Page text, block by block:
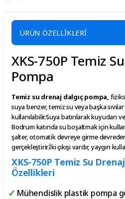
ÜRÜN ÖZELLİKLERİ
XKS-750P Temiz
Pompa
Temiz su drenaj dalgıç pompa,
suya benzer, temiz su veya başka
kullanılabilir.Suya batırılarak kuyudan
Bodrum katında su boşaltmak için
şalter, otomatik devreye girme
gerçekleştirir.İki çıkışı vardır, yaygın
XKS-750P Temiz Su
Özellikleri
Mühendislik plastik pompa